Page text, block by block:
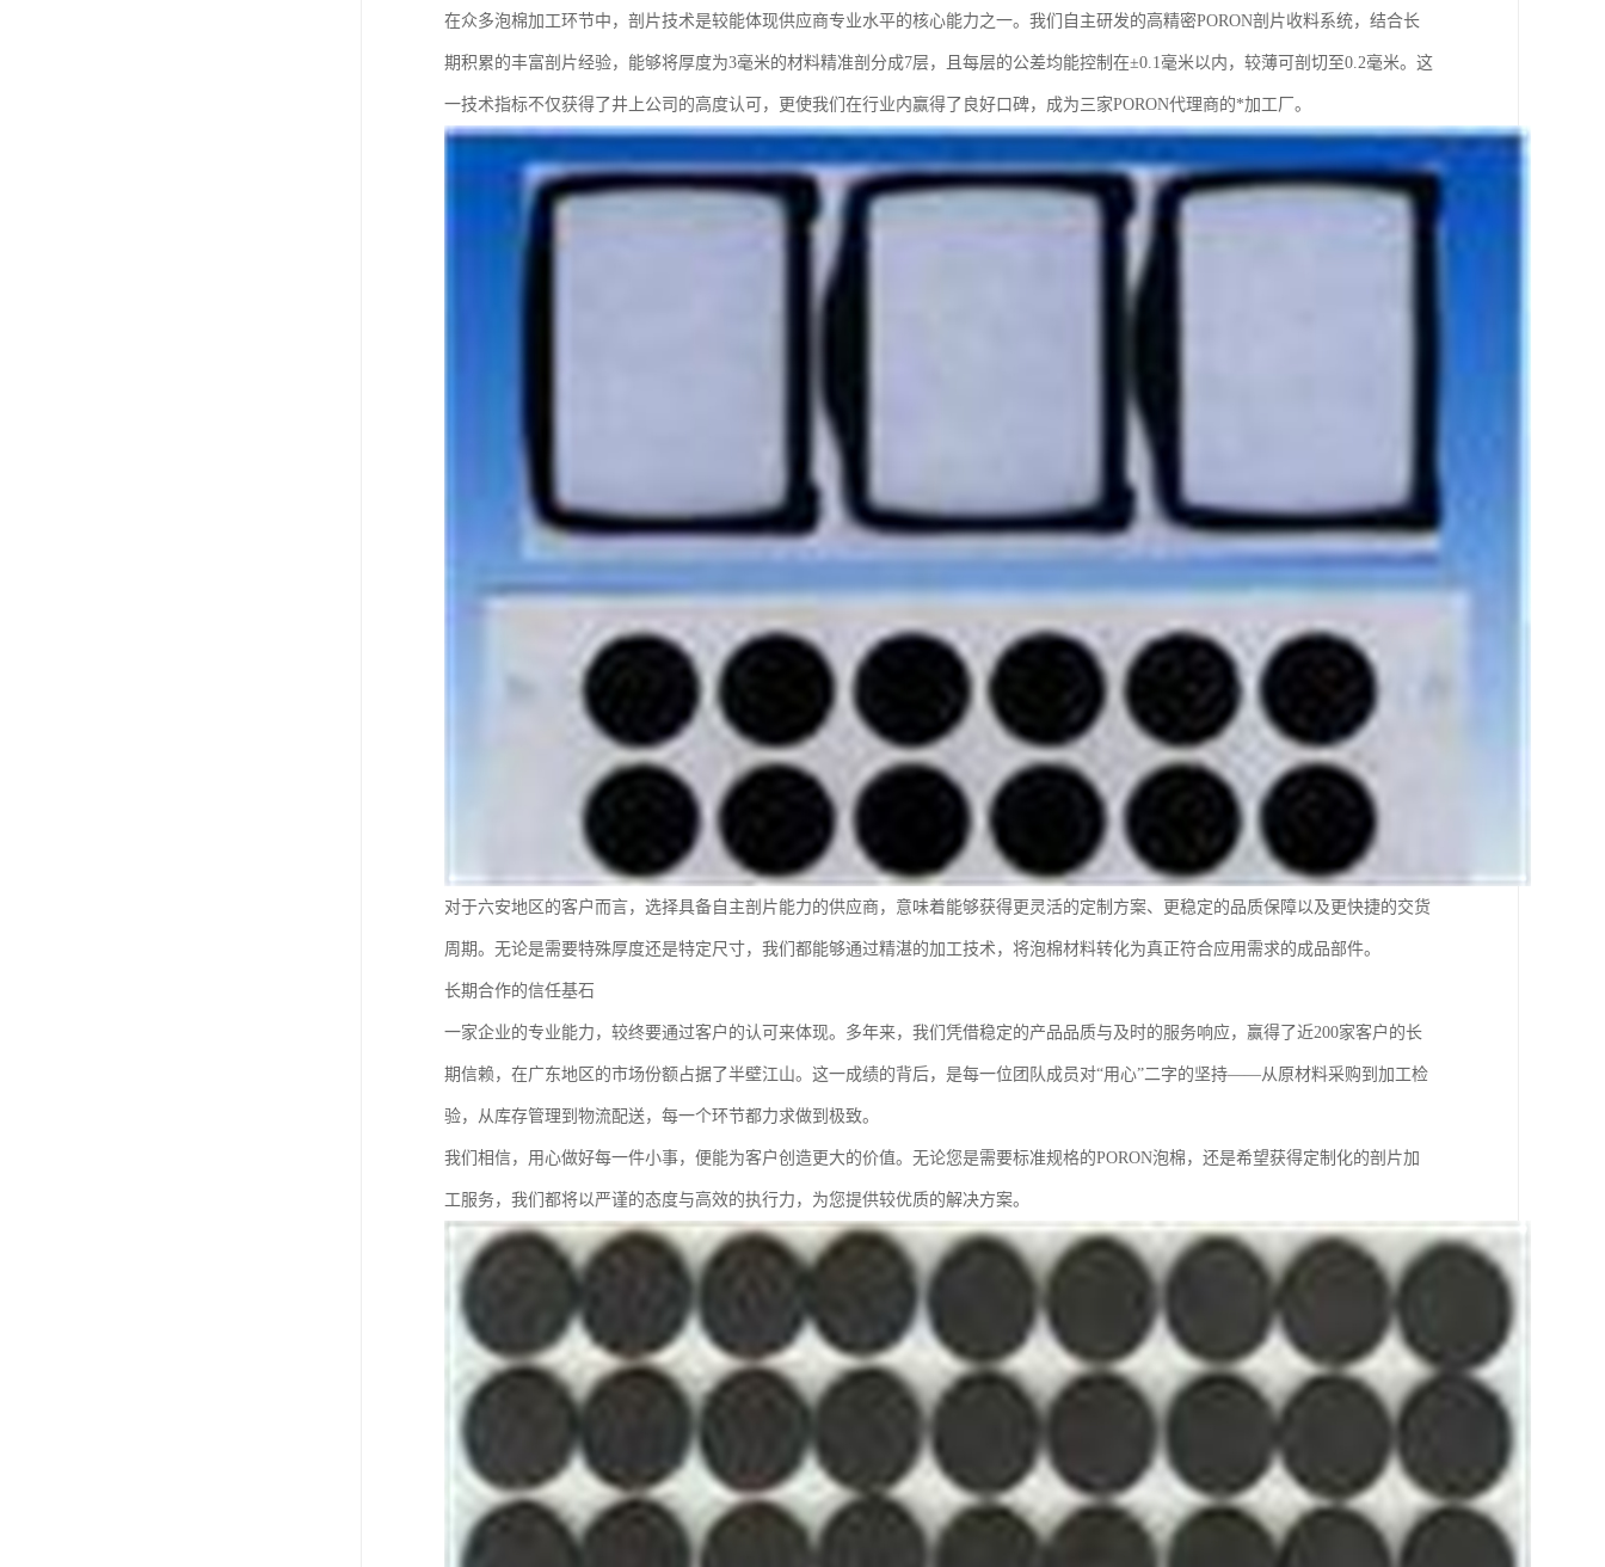
在众多泡棉加工环节中，剖片技术是较能体现供应商专业水平的核心能力之一。我们自主研发的高精密PORON剖片收料系统，结合长
期积累的丰富剖片经验，能够将厚度为3毫米的材料精准剖分成7层，且每层的公差均能控制在±0.1毫米以内，较薄可剖切至0.2毫米。这
一技术指标不仅获得了井上公司的高度认可，更使我们在行业内赢得了良好口碑，成为三家PORON代理商的*加工厂。
对于六安地区的客户而言，选择具备自主剖片能力的供应商，意味着能够获得更灵活的定制方案、更稳定的品质保障以及更快捷的交货
周期。无论是需要特殊厚度还是特定尺寸，我们都能够通过精湛的加工技术，将泡棉材料转化为真正符合应用需求的成品部件。
长期合作的信任基石
一家企业的专业能力，较终要通过客户的认可来体现。多年来，我们凭借稳定的产品品质与及时的服务响应，赢得了近200家客户的长
期信赖，在广东地区的市场份额占据了半壁江山。这一成绩的背后，是每一位团队成员对“用心”二字的坚持——从原材料采购到加工检
验，从库存管理到物流配送，每一个环节都力求做到极致。
我们相信，用心做好每一件小事，便能为客户创造更大的价值。无论您是需要标准规格的PORON泡棉，还是希望获得定制化的剖片加
工服务，我们都将以严谨的态度与高效的执行力，为您提供较优质的解决方案。